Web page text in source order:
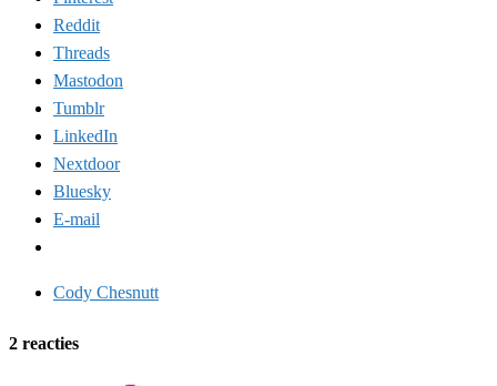
Reddit
Threads
Mastodon
Tumblr
LinkedIn
Nextdoor
Bluesky
E-mail
Cody Chesnutt
2 reacties